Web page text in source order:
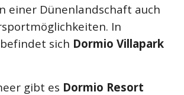
einer Dünenlandschaft auch
In
sich Dormio Villapark
gibt es Dormio Resort